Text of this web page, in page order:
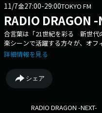
11/7金27:00-29:00TOKYO FM
RADIO DRAGON -
合言葉は「21世紀を彩る 新世
楽シーンで活躍する方々が、オ
ティストを紹介！ ▽27:30〜
Xアカウントは「
詳細情報を見る
シェア
RADIO DRAGON -NEXT-